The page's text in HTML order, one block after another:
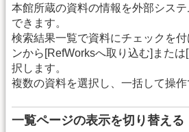
本館所蔵の資料の情報を外部シス
できます。
検索結果一覧で資料にチェックを
ンから[RefWorksへ取り込む]また
択します。
複数の資料を選択し、一括して操作
一覧ページの表示を切り替える